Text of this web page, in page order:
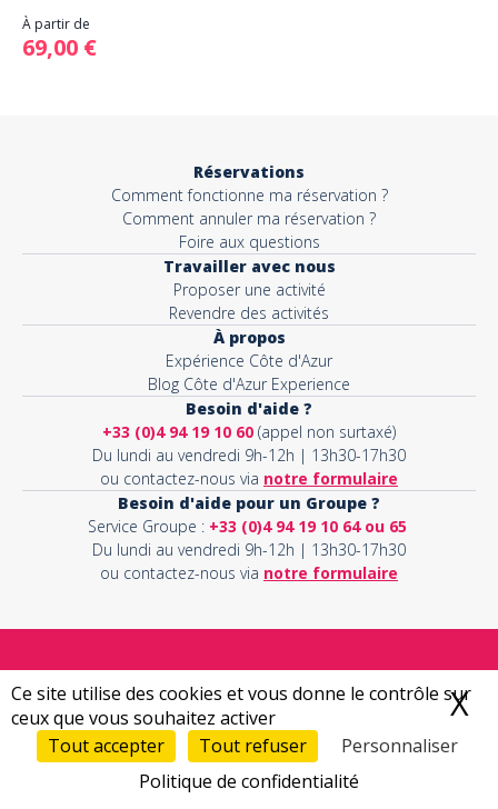
Ce site utilise des cookies et vous donne le contrôle sur
ceux que vous souhaitez activer
Tout accepter
Tout refuser
Personnaliser
Politique de confidentialité
X
À partir de
69,00 €
Réservations
Comment fonctionne ma réservation ?
Comment annuler ma réservation ?
Foire aux questions
Travailler avec nous
Proposer une activité
Revendre des activités
À propos
Expérience Côte d'Azur
Blog Côte d'Azur Experience
Besoin d'aide ?
+33 (0)4 94 19 10 60 (appel non surtaxé)
Du lundi au vendredi 9h-12h | 13h30-17h30
ou contactez-nous via notre formulaire
Besoin d'aide pour un Groupe ?
Service Groupe : +33 (0)4 94 19 10 64 ou 65
Du lundi au vendredi 9h-12h | 13h30-17h30
ou contactez-nous via notre formulaire
principaux prestataires d'activités sur la Côte d'Azur. Réservez
les meilleures activités à faire sur la Côte d'Azur directement
en ligne et recevez vos e-billets pour partager des souvenirs
inoubliables avec vos proches.